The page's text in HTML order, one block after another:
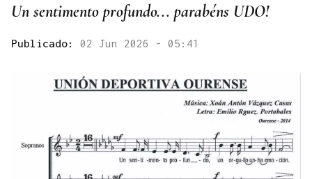
Un sentimento profundo... parabéns UDO!
Publicado: 02 Jun 2026 - 05:41